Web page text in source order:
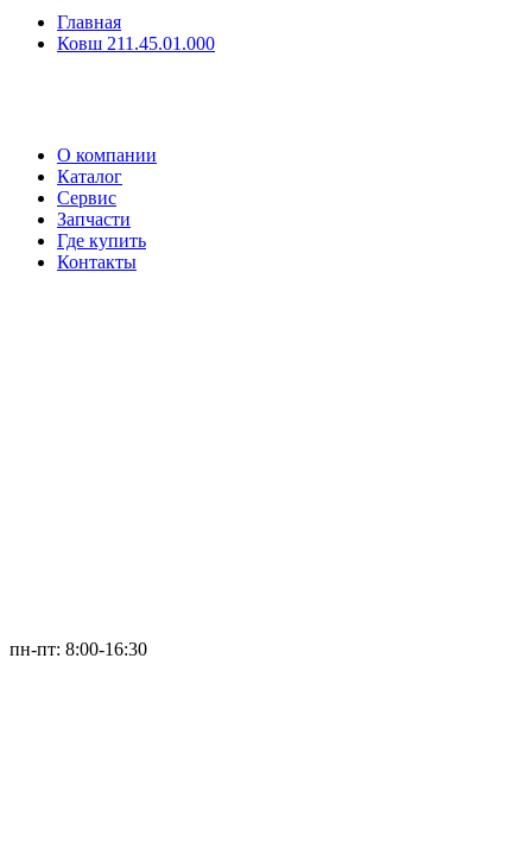
Главная
Ковш 211.45.01.000
О компании
Каталог
Сервис
Запчасти
Где купить
Контакты
пн-пт: 8:00-16:30